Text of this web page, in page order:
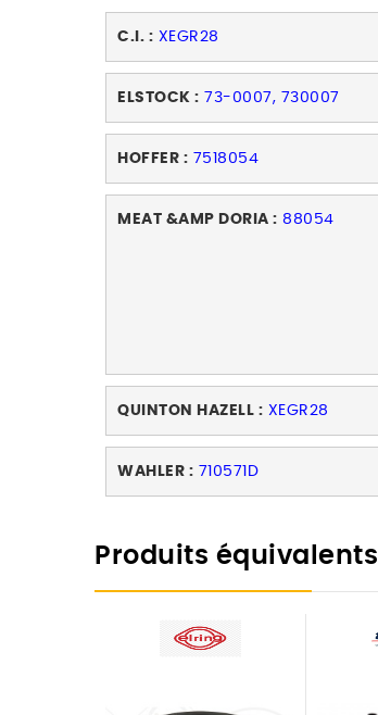
C.I. : XEGR28
ELSTOCK : 73-0007, 730007
HOFFER : 7518054
MEAT &AMP DORIA : 88054
QUINTON HAZELL : XEGR28
WAHLER : 710571D
Produits équivalents